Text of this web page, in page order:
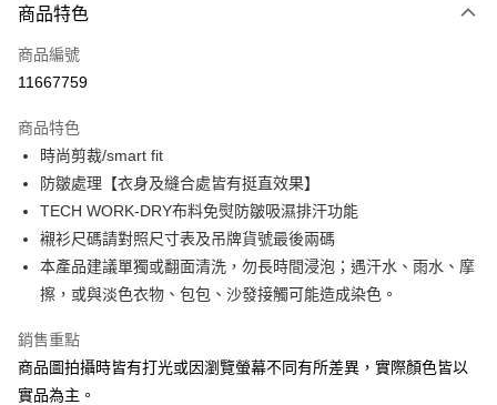
信用卡一次付款
信用卡分期付款
合作金庫商業銀行
華南商業銀行
上海商業儲蓄銀行
台北富邦商業銀行
國泰世華商業銀行
兆豐國際商業銀行
臺灣中小企業銀行
台中商業銀行
匯豐（台灣）商業銀行
華泰商業銀行
聯邦商業銀行
遠東國際商業銀行
元大商業銀行
永豐商業銀行
台新國際商業銀行
台灣樂天信用卡公司
LINE Pay
Apple Pay
街口支付
悠遊付
全盈+PAY
AFTEE先享後付
商品特色
商品編號
11667759
商品特色
時尚剪裁/smart fit
防皺處理【衣身及縫合處皆有挺直效果】
TECH WORK-DRY布料免熨防皺吸濕排汗功能
襯衫尺碼請對照尺寸表及吊牌貨號最後兩碼
本產品建議單獨或翻面清洗，勿長時間浸泡；遇汗水、雨水、摩
擦，或與淡色衣物、包包、沙發接觸可能造成染色。
銷售重點
商品圖拍攝時皆有打光或因瀏覽螢幕不同有所差異，實際顏色皆以
實品為主。